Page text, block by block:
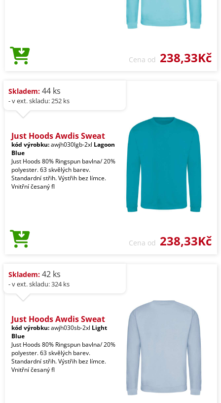
Cena od 238,33Kč
Skladem: 44 ks
- v ext. skladu: 252 ks
Just Hoods Awdis Sweat
kód výrobku:awjh030lgb-2xl Lagoon
Blue
Just Hoods 80% Ringspun bavlna/ 20%
polyester. 63 skvělých barev.
Standardní střih. Výstřih bez límce.
Vnitřní česaný fl
Cena od 238,33Kč
Skladem: 42 ks
- v ext. skladu: 324 ks
Just Hoods Awdis Sweat
kód výrobku:awjh030sb-2xl Light
Blue
Just Hoods 80% Ringspun bavlna/ 20%
polyester. 63 skvělých barev.
Standardní střih. Výstřih bez límce.
Vnitřní česaný fl